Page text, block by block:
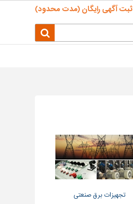
ثبت آگهی رایگان (مدت محدود)
تجهیزات برق صنعتی